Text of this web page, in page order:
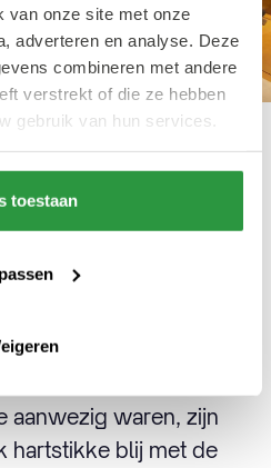
van onze site met onze
adverteren en analyse. Deze
combineren met andere
verstrekt of die ze hebben
gebruik van hun services.
toestaan
poetsen
ingezet bij herstel-
de koning te praten.
aanwezig waren, zijn
hartstikke blij met de